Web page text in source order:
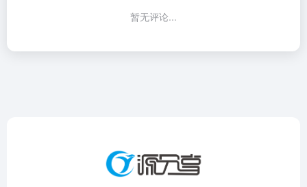
暂无评论...